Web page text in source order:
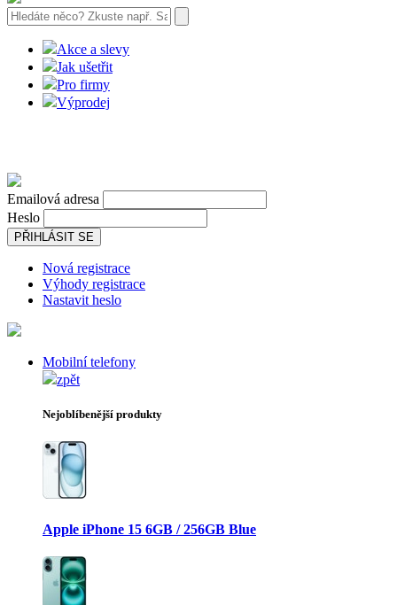
Akce a slevy
Jak ušetřit
Pro firmy
Výprodej
Emailová adresa
Heslo
PŘIHLÁSIT SE
Nová registrace
Výhody registrace
Nastavit heslo
Mobilní telefony
zpět
Nejoblíbenější produkty
Apple iPhone 15 6GB / 256GB Blue